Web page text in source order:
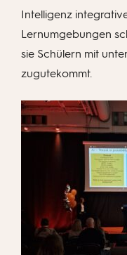
Intelligenz
Lernumgebungen
sie Schülern mit
zugutekommt.